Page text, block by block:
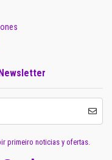
primeiro noticias y ofertas.